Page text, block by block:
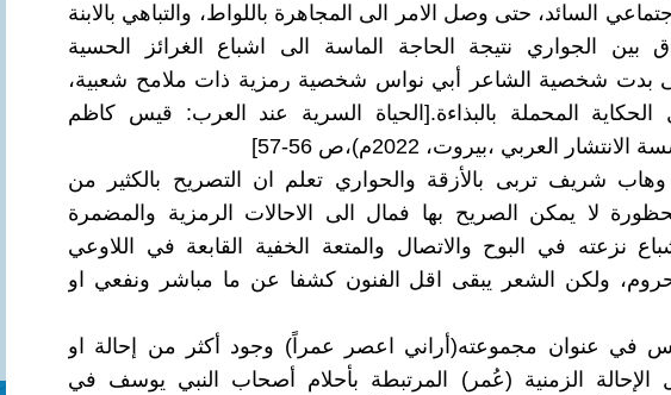
السائد، حتى وصل الامر الى المجاهرة باللواط، والتباهي بالابنة
بين الجواري نتيجة الحاجة الماسة الى اشباع الغرائز الحسية
بدت شخصية الشاعر أبي نواس شخصية رمزية ذات ملامح شعبية،
الحكاية المحملة بالبذاءة.[الحياة السرية عند العرب: قيس كاظم
العربي ،بيروت، 2022م)،ص 56-57]
شريف تربى بالأزقة والحواري تعلم ان التصريح بالكثير من
لا يمكن الصريح بها فمال الى الاحالات الرمزية والمضمرة
نزعته في البوح والاتصال والمتعة الخفية القابعة في اللاوعي
ولكن الشعر يبقى اقل الفنون كشفا عن ما مباشر ونفعي او
في عنوان مجموعته(أراني اعصر عمراً) وجود أكثر من إحالة او
الإحالة الزمنية (عُمر) المرتبطة بأحلام أصحاب النبي يوسف في